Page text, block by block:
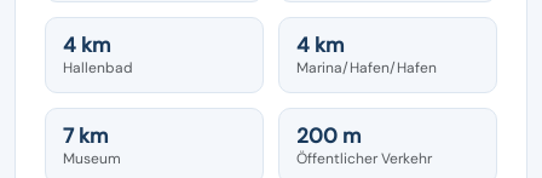
4 km
Hallenbad
4 km
Marina/Hafen/Hafen
7 km
Museum
200 m
Öffentlicher Verkehr